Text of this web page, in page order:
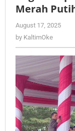
Merah
August 17, 2025
by KaltimOke